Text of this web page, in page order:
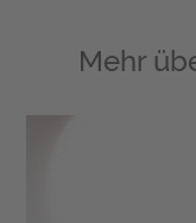
Mehr